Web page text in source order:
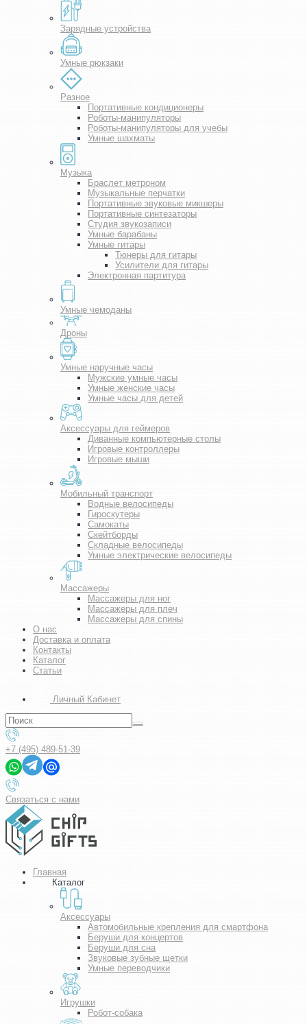
Зарядные устройства
Умные рюкзаки
Разное
Портативные кондиционеры
Роботы-манипуляторы
Роботы-манипуляторы для учебы
Умные шахматы
Музыка
Браслет метроном
Музыкальные перчатки
Портативные звуковые микшеры
Портативные синтезаторы
Студия звукозаписи
Умные барабаны
Умные гитары
Тюнеры для гитары
Усилители для гитары
Электронная партитура
Умные чемоданы
Дроны
Умные наручные часы
Мужские умные часы
Умные женские часы
Умные часы для детей
Аксессуары для геймеров
Диванные компьютерные столы
Игровые контроллеры
Игровые мыши
Мобильный транспорт
Водные велосипеды
Гироскутеры
Самокаты
Скейтборды
Складные велосипеды
Умные электрические велосипеды
Массажеры
Массажеры для ног
Массажеры для плеч
Массажеры для спины
О нас
Доставка и оплата
Контакты
Каталог
Статьи
Личный Кабинет
+7 (495) 489-51-39
Связаться с нами
Главная
Каталог
Аксессуары
Автомобильные крепления для смартфона
Беруши для концертов
Беруши для сна
Звуковые зубные щетки
Умные переводчики
Игрушки
Робот-собака